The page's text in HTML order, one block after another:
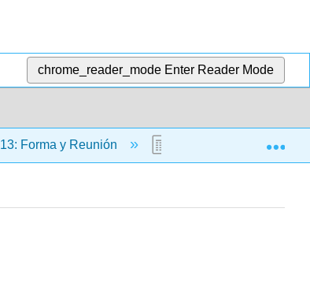
chrome_reader_mode Enter Reader Mode
13: Forma y Reunión 13.2: El Estatuto de